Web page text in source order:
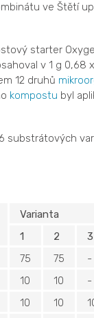
ve Štětí
starter
v 1 g 0,68
12 druhů
kompostu byl
substrátových
Varianta
1
2 3
75 75 -
10 10 -
10 10